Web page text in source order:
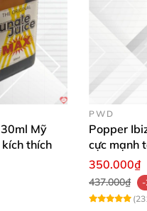
Mỹ
thích
PWD
Popper
cực mạnh
350.000₫
437.000₫